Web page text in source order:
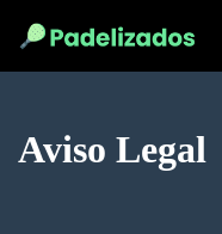
Aviso Legal